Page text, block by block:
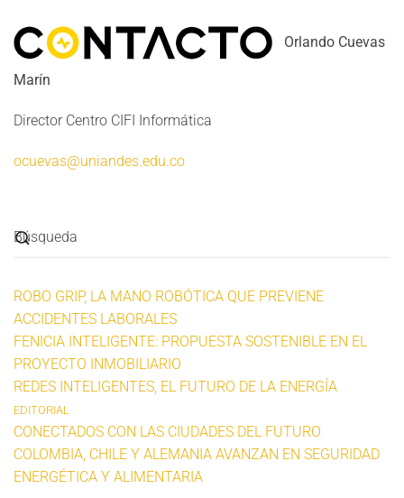
Orlando Cuevas
Marín
Director Centro CIFI Informática
ocuevas@uniandes.edu.co
ROBO GRIP, LA MANO ROBÓTICA QUE PREVIENE
ACCIDENTES LABORALES
FENICIA INTELIGENTE: PROPUESTA SOSTENIBLE EN EL
PROYECTO INMOBILIARIO
REDES INTELIGENTES, EL FUTURO DE LA ENERGÍA
EDITORIAL
CONECTADOS CON LAS CIUDADES DEL FUTURO
COLOMBIA, CHILE Y ALEMANIA AVANZAN EN SEGURIDAD
ENERGÉTICA Y ALIMENTARIA